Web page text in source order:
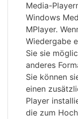
Media-
Windows
MPlayer.
Wiedergabe
Sie sie
anderes
Sie können
einen
Player
die zum